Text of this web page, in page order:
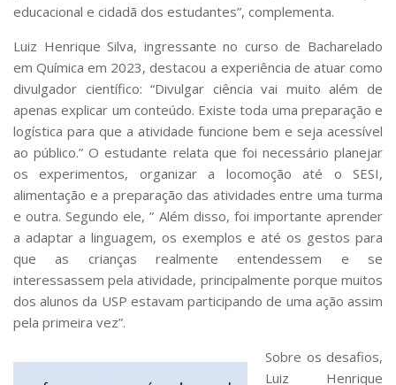
educacional e cidadã dos estudantes”, complementa.
Luiz Henrique Silva, ingressante no curso de Bacharelado
em Química em 2023, destacou a experiência de atuar como
divulgador científico: “Divulgar ciência vai muito além de
apenas explicar um conteúdo. Existe toda uma preparação e
logística para que a atividade funcione bem e seja acessível
ao público.” O estudante relata que foi necessário planejar
os experimentos, organizar a locomoção até o SESI,
alimentação e a preparação das atividades entre uma turma
e outra. Segundo ele, ” Além disso, foi importante aprender
a adaptar a linguagem, os exemplos e até os gestos para
que as crianças realmente entendessem e se
interessassem pela atividade, principalmente porque muitos
dos alunos da USP estavam participando de uma ação assim
pela primeira vez”.
Sobre os desafios,
Luiz Henrique